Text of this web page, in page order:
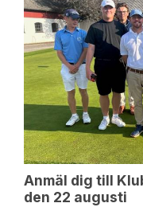
Anmäl dig till
den 22 augusti